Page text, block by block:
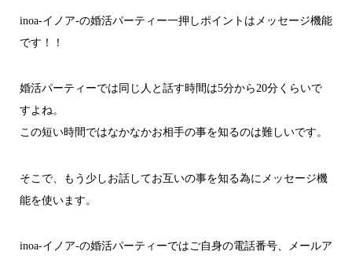
inoa-イノア-の婚活パーティー一押しポイントはメッセージ機能
です！！
婚活パーティーでは同じ人と話す時間は5分から20分くらいで
すよね。
この短い時間ではなかなかお相手の事を知るのは難しいです。
そこで、もう少しお話してお互いの事を知る為にメッセージ機
能を使います。
inoa-イノア-の婚活パーティーではご自身の電話番号、メールア